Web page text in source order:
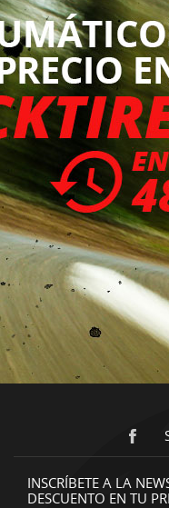
INSCRÍBETE A LA
DESCUENTO EN TU